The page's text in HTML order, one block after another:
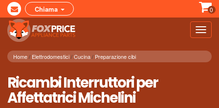
Chiama 0
Home Elettrodomestici Cucina Preparazione cibi
Ricambi Interruttori per
Affettatrici Michelini